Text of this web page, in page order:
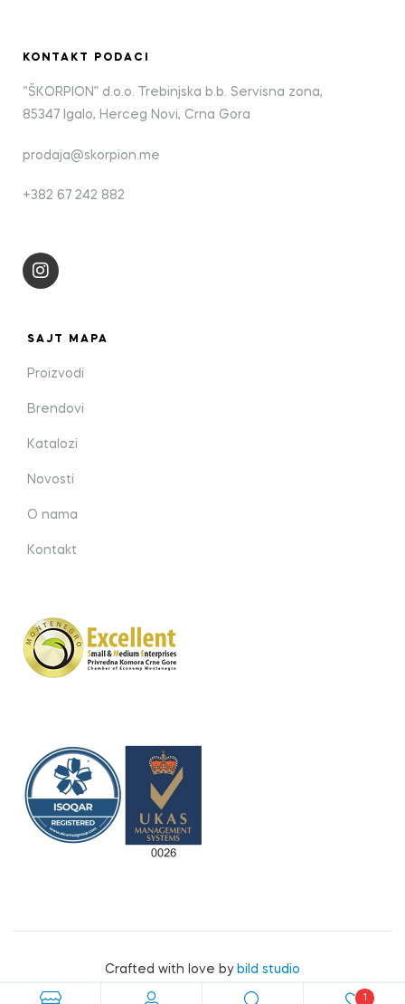
KONTAKT PODACI
“ŠKORPION” d.o.o. Trebinjska b.b. Servisna zona,
85347 Igalo, Herceg Novi, Crna Gora
prodaja@skorpion.me
+382 67 242 882
SAJT MAPA
Proizvodi
Brendovi
Katalozi
Novosti
O nama
Kontakt
Crafted with love by bild studio
1